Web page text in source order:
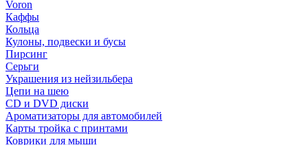
Voron
Каффы
Кольца
Кулоны, подвески и бусы
Пирсинг
Серьги
Украшения из нейзильбера
Цепи на шею
CD и DVD диски
Ароматизаторы для автомобилей
Карты тройка с принтами
Коврики для мыши